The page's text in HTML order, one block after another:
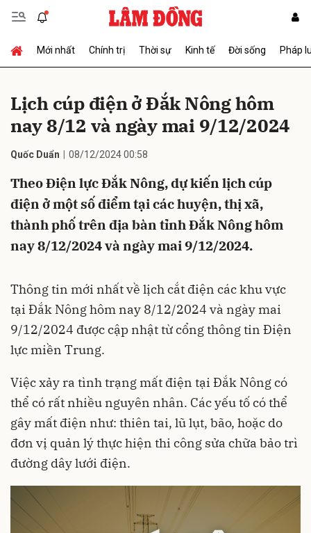
Mới nhất Chính trị Thời sự Kinh tế Đời sống Pháp
Lịch cúp điện ở Đắk Nông hôm
nay 8/12 và ngày mai 9/12/2024
Quốc Duẩn 08/12/2024 00:58
Theo Điện lực Đắk Nông, dự kiến lịch cúp
điện ở một số điểm tại các huyện, thị xã,
thành phố trên địa bàn tỉnh Đắk Nông hôm
nay 8/12/2024 và ngày mai 9/12/2024.
Thông tin mới nhất về lịch cắt điện các khu vực
tại Đắk Nông hôm nay 8/12/2024 và ngày mai
9/12/2024 được cập nhật từ cổng thông tin Điện
lực miền Trung.
Việc xảy ra tình trạng mất điện tại Đắk Nông có
thể có rất nhiều nguyên nhân. Các yếu tố có thể
gây mất điện như: thiên tai, lũ lụt, bão, hoặc do
đơn vị quản lý thực hiện thi công sửa chữa bảo trì
đường dây lưới điện.
Gửi bình luận
Hủy